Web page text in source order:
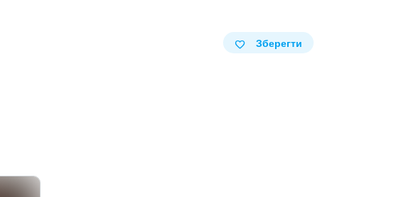
Зберегти